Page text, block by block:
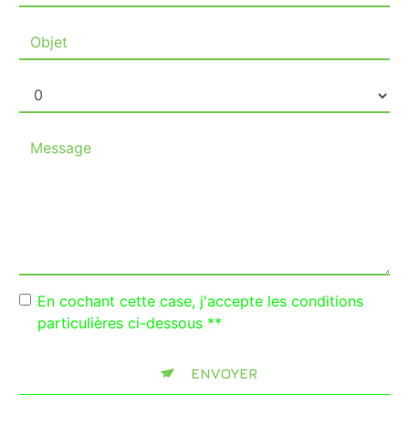
En cochant cette case, j'accepte les conditions
particulières ci-dessous **
ENVOYER